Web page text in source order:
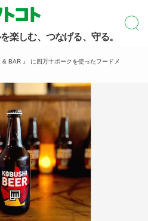
楽しむ、つなげる、守る。
BAR 』 に四万十ポークを使ったフードメ